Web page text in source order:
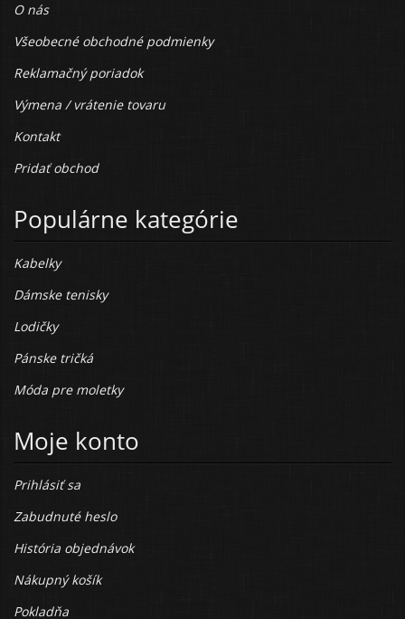
O nás
Všeobecné obchodné podmienky
Reklamačný poriadok
Výmena / vrátenie tovaru
Kontakt
Pridať obchod
Populárne kategórie
Kabelky
Dámske tenisky
Lodičky
Pánske tričká
Móda pre moletky
Moje konto
Prihlásiť sa
Zabudnuté heslo
História objednávok
Nákupný košík
Pokladňa